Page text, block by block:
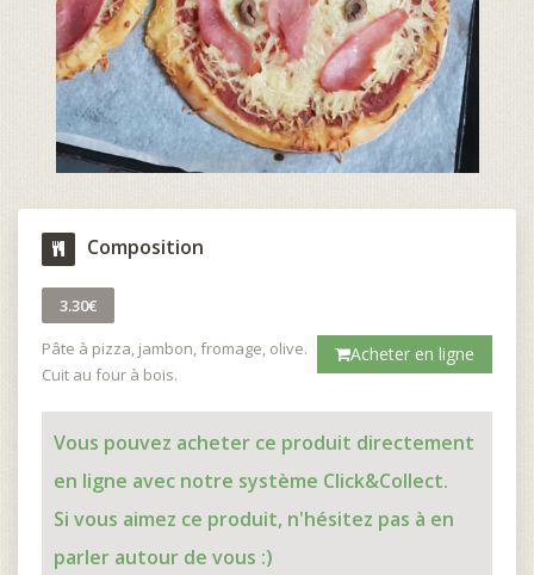
Composition
3.30€
Acheter en ligne
Pâte à pizza, jambon, fromage, olive.
Cuit au four à bois.
Vous pouvez acheter ce produit directement
en ligne avec notre système Click&Collect.
Si vous aimez ce produit, n'hésitez pas à en
parler autour de vous :)